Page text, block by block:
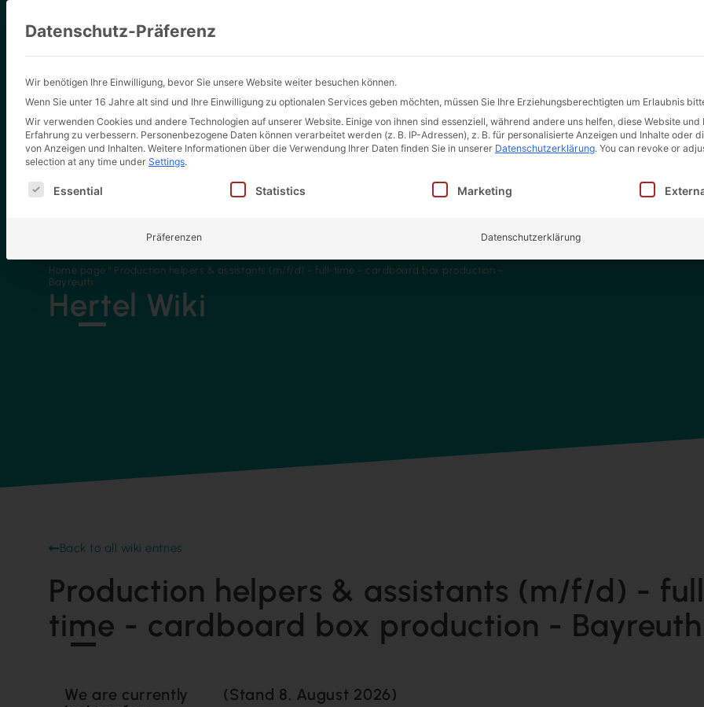
Home page " Production helpers & assistants (m/f/d) - full-time - cardboard box production -
Bayreuth
Hertel Wiki
Back to all wiki entries
Production helpers & assistants (m/f/d) -
time - cardboard box production - Bayreuth
We are currently
(Stand 8. August 2026)
Datenschutz-Präferenz
Wir benötigen Ihre Einwilligung, bevor Sie unsere Website weiter besuchen können.
Wenn Sie unter 16 Jahre alt sind und Ihre Einwilligung zu optionalen Services geben möchten, müssen Sie Ihre Erziehungsberechtigten um Erlaubnis
Wir verwenden Cookies und andere Technologien auf unserer Website. Einige von ihnen sind essenziell, während andere uns helfen, diese Website und
Erfahrung zu verbessern. Personenbezogene Daten können verarbeitet werden (z. B. IP-Adressen), z. B. für personalisierte Anzeigen und Inhalte oder
von Anzeigen und Inhalten. Weitere Informationen über die Verwendung Ihrer Daten finden Sie in unserer Datenschutzerklärung. You can revoke or
selection at any time under Settings.
Es folgt eine Liste der Service-Gruppen, für die eine Einwilligung erteilt werden kann. Die erste Service-Gruppe
Essential Statistics Marketing
Präferenzen Datenschutzerklärung